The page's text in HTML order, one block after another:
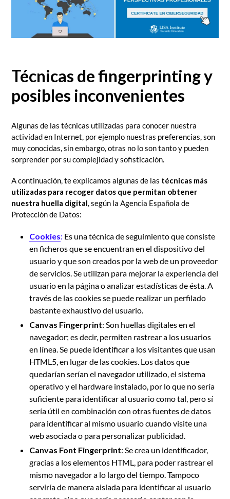
Técnicas de fingerprinting y
posibles inconvenientes
Algunas de las técnicas utilizadas para conocer nuestra
actividad en Internet, por ejemplo nuestras preferencias, son
muy conocidas, sin embargo, otras no lo son tanto y pueden
sorprender por su complejidad y sofisticación.
A continuación, te explicamos algunas de las técnicas más
utilizadas para recoger datos que permitan obtener
nuestra huella digital, según la Agencia Española de
Protección de Datos:
Cookies: Es una técnica de seguimiento que consiste
en ficheros que se encuentran en el dispositivo del
usuario y que son creados por la web de un proveedor
de servicios. Se utilizan para mejorar la experiencia del
usuario en la página o analizar estadísticas de ésta. A
través de las cookies se puede realizar un perfilado
bastante exhaustivo del usuario.
Canvas Fingerprint: Son huellas digitales en el
navegador; es decir, permiten rastrear a los usuarios
en línea. Se puede identificar a los visitantes que usan
HTML5, en lugar de las cookies. Los datos que
quedarían serían el navegador utilizado, el sistema
operativo y el hardware instalado, por lo que no sería
suficiente para identificar al usuario como tal, pero sí
sería útil en combinación con otras fuentes de datos
para identificar al mismo usuario cuando visite una
web asociada o para personalizar publicidad.
Canvas Font Fingerprint: Se crea un identificador,
gracias a los elementos HTML, para poder rastrear el
mismo navegador a lo largo del tiempo. Tampoco
serviría de manera aislada para identificar al usuario